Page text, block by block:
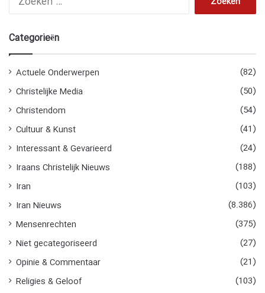
n
Categorieën
Actuele Onderwerpen
(82)
Christelijke Media
(50)
Christendom
(54)
Cultuur & Kunst
(41)
Interessant & Gevarieerd
(24)
Iraans Christelijk Nieuws
(188)
Iran
(103)
Iran Nieuws
(8.386)
Mensenrechten
(375)
Niet gecategoriseerd
(27)
Opinie & Commentaar
(21)
Religies & Geloof
(103)